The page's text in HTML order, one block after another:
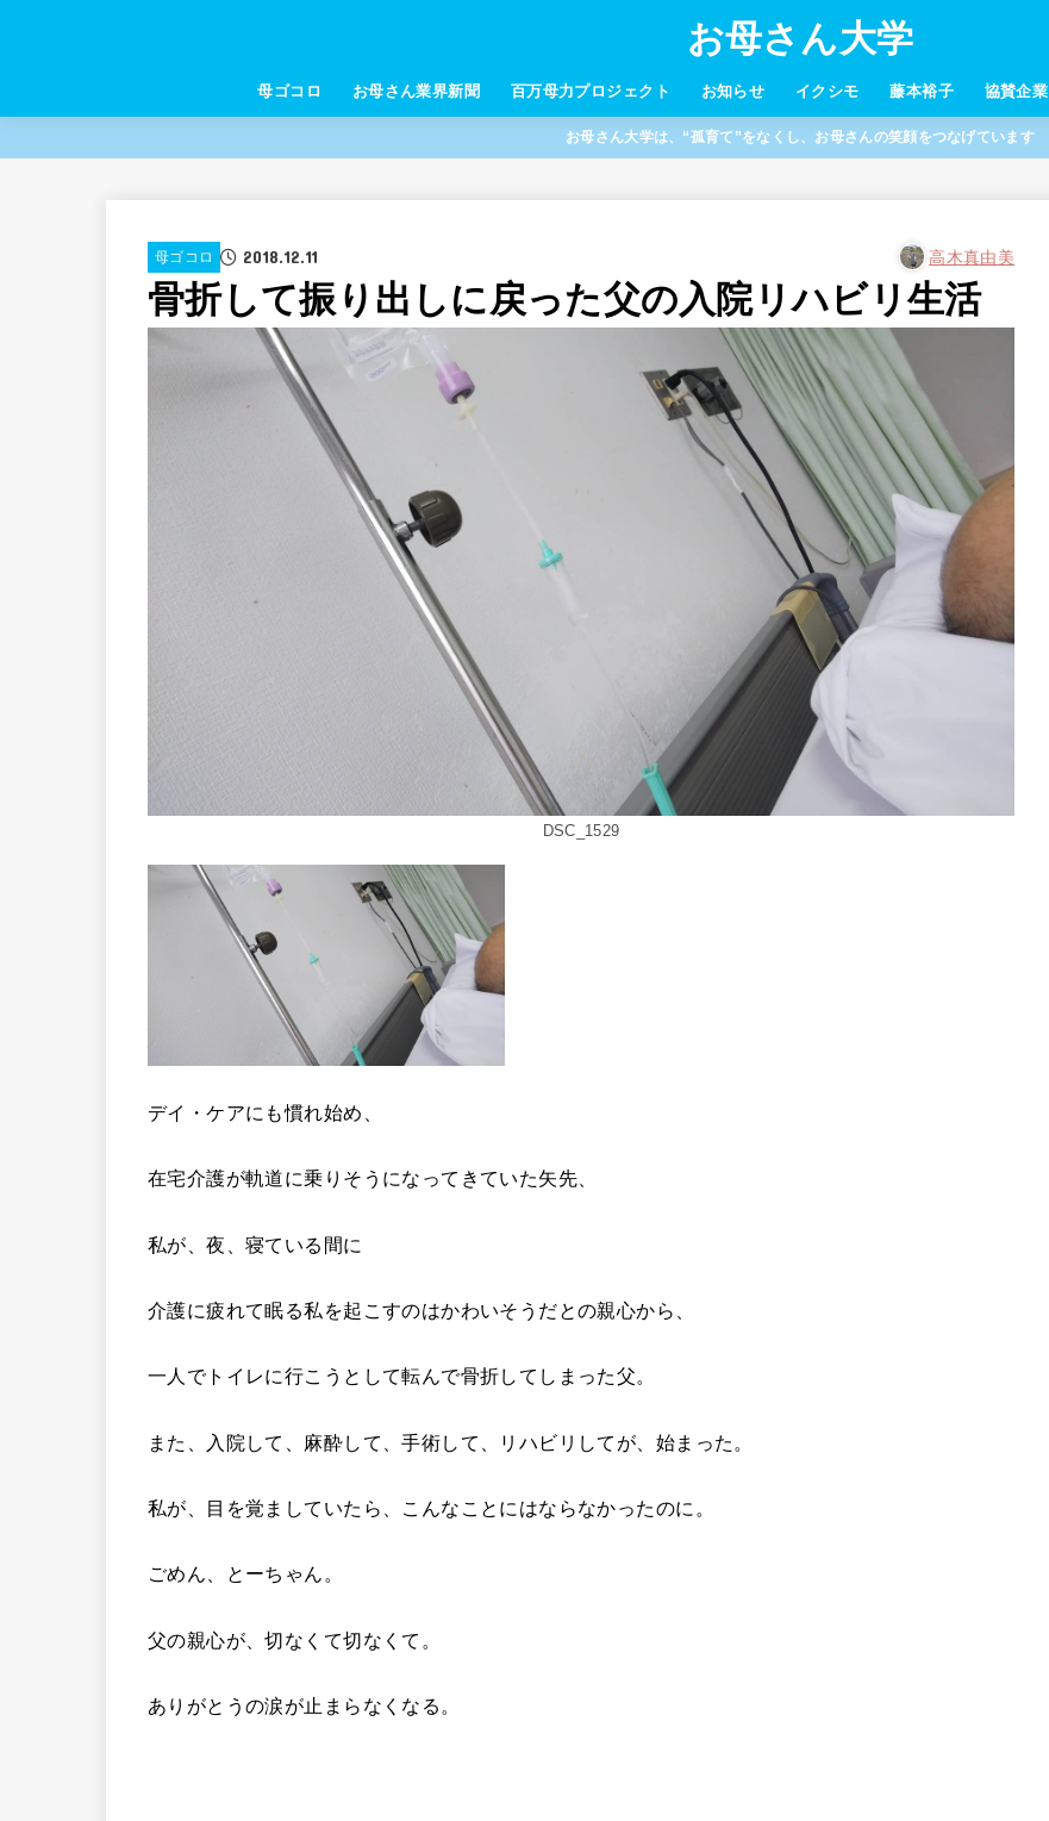
お母さん大学
母ゴコロ お母さん業界新聞 百万母力プロジェクト お知らせ イクシモ 藤本裕子 協賛企業
お母さん大学は、“孤育て”をなくし、お母さんの笑顔をつなげています
母ゴコロ 2018.12.11 高木真由美
骨折して振り出しに戻った父の入院リハビリ生活
DSC_1529
デイ・ケアにも慣れ始め、
在宅介護が軌道に乗りそうになってきていた矢先、
私が、夜、寝ている間に
介護に疲れて眠る私を起こすのはかわいそうだとの親心から、
一人でトイレに行こうとして転んで骨折してしまった父。
また、入院して、麻酔して、手術して、リハビリしてが、始まった。
私が、目を覚ましていたら、こんなことにはならなかったのに。
ごめん、とーちゃん。
父の親心が、切なくて切なくて。
ありがとうの涙が止まらなくなる。